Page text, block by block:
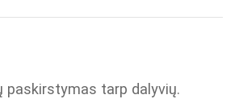
paskirstymas tarp dalyvių.